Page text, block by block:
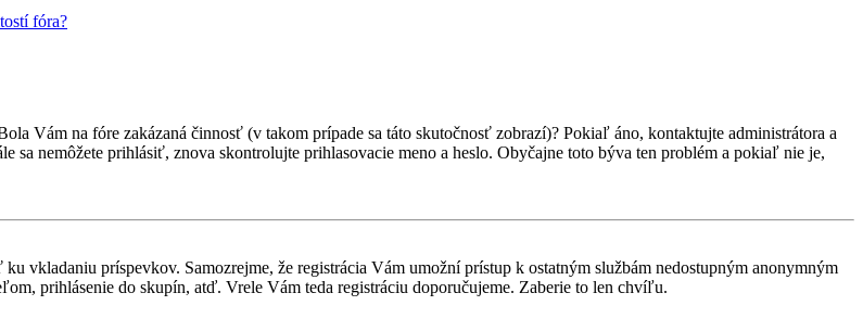
fóra?
Vám na fóre zakázaná činnosť (v takom prípade sa táto skutočnosť zobrazí)? Pokiaľ áno, kontaktujte administrátora a
sa nemôžete prihlásiť, znova skontrolujte prihlasovacie meno a heslo. Obyčajne toto býva ten problém a pokiaľ nie je,
vkladaniu príspevkov. Samozrejme, že registrácia Vám umožní prístup k ostatným službám nedostupným anonymným
prihlásenie do skupín, atď. Vrele Vám teda registráciu doporučujeme. Zaberie to len chvíľu.